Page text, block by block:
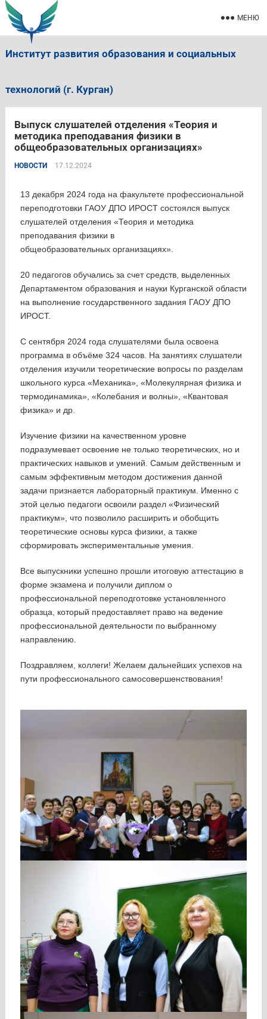
Институт развития образования и социальных
технологий (г. Курган)
МЕНЮ
Выпуск слушателей отделения «Теория и
методика преподавания физики в
общеобразовательных организациях»
НОВОСТИ 17.12.2024
13 декабря 2024 года на факультете профессиональной
переподготовки ГАОУ ДПО ИРОСТ состоялся выпуск
слушателей отделения «Теория и методика
преподавания физики в
общеобразовательных организациях».
20 педагогов обучались за счет средств, выделенных
Департаментом образования и науки Курганской области
на выполнение государственного задания ГАОУ ДПО
ИРОСТ.
С сентября 2024 года слушателями была освоена
программа в объёме 324 часов. На занятиях слушатели
отделения изучили теоретические вопросы по разделам
школьного курса «Механика», «Молекулярная физика и
термодинамика», «Колебания и волны», «Квантовая
физика» и др.
Изучение физики на качественном уровне
подразумевает освоение не только теоретических, но и
практических навыков и умений. Самым действенным и
самым эффективным методом достижения данной
задачи признается лабораторный практикум. Именно с
этой целью педагоги освоили раздел «Физический
практикум», что позволило расширить и обобщить
теоретические основы курса физики, а также
сформировать экспериментальные умения.
Все выпускники успешно прошли итоговую аттестацию в
форме экзамена и получили диплом о
профессиональной переподготовке установленного
образца, который предоставляет право на ведение
профессиональной деятельности по выбранному
направлению.
Поздравляем, коллеги! Желаем дальнейших успехов на
пути профессионального самосовершенствования!